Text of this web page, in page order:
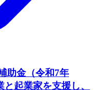
助金（令和7年
起業家を支援し、